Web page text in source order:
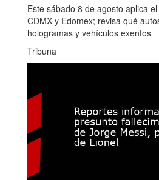
Este sábado 8 de agosto aplica
CDMX y Edomex; revisa qué
hologramas y vehículos exentos
Tribuna